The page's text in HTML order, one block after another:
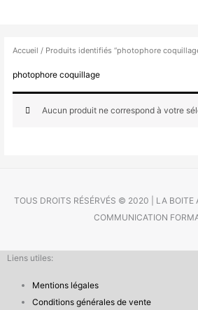
Accueil / Produits identifiés “photophore
photophore coquillage
Aucun produit ne correspond à votre
TOUS DROITS RÉSÉRVÉS © 2020 | LA BOITE
COMMUNICATION
Liens utiles:
Mentions légales
Conditions générales de vente